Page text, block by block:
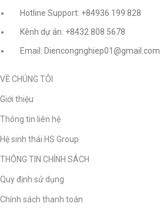
Hotline Support: +84936 199 828
Kênh dự án: +8432 808 5678
Email: Diencongnghiep01@gmail.com
VỀ CHÚNG TÔI
Giới thiệu
Thông tin liên hệ
Hệ sinh thái HS Group
THÔNG TIN CHÍNH SÁCH
Quy định sử dụng
Chính sách thanh toán